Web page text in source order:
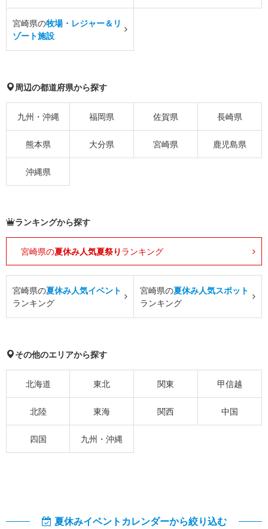
宮崎県の牧場・レジャー＆リ
ゾート施設
周辺の都道府県から探す
九州・沖縄 福岡県 佐賀県 長崎県
熊本県 大分県 宮崎県 鹿児島県
沖縄県
ランキングから探す
宮崎県の夏休み人気夏祭り ランキング
宮崎県の夏休み人気イベント
ランキング
宮崎県の夏休み人気スポット
ランキング
その他のエリアから探す
北海道 東北 関東 甲信越
北陸 東海 関西 中国
四国 九州・沖縄
夏休みイベントカレンダーから絞り込む